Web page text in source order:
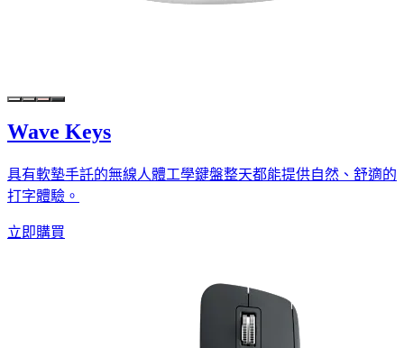
Wave Keys
具有軟墊手託的無線人體工學鍵盤整天都能提供自然、舒適的
打字體驗。
立即購買